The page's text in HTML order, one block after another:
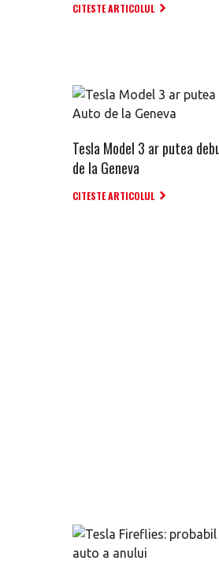
CITESTE ARTICOLUL
Tesla Model 3 ar putea
de la Geneva
CITESTE ARTICOLUL